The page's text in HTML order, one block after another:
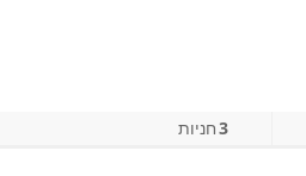
3חניות